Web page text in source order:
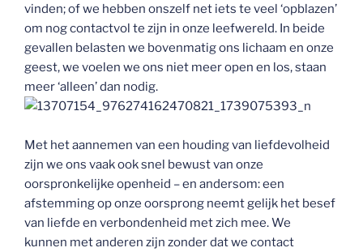
vinden; of we hebben onszelf net iets te veel ‘opblazen’
om nog contactvol te zijn in onze leefwereld. In beide
gevallen belasten we bovenmatig ons lichaam en onze
geest, we voelen we ons niet meer open en los, staan
meer ‘alleen’ dan nodig.
Met het aannemen van een houding van liefdevolheid
zijn we ons vaak ook snel bewust van onze
oorspronkelijke openheid – en andersom: een
afstemming op onze oorsprong neemt gelijk het besef
van liefde en verbondenheid met zich mee. We
kunnen met anderen zijn zonder dat we contact